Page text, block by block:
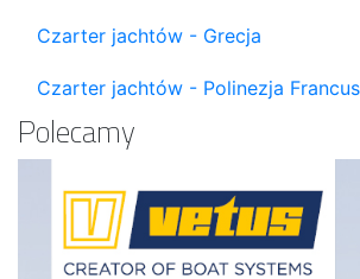
Czarter jachtów - Grecja
Czarter jachtów - Polinezja
Polecamy